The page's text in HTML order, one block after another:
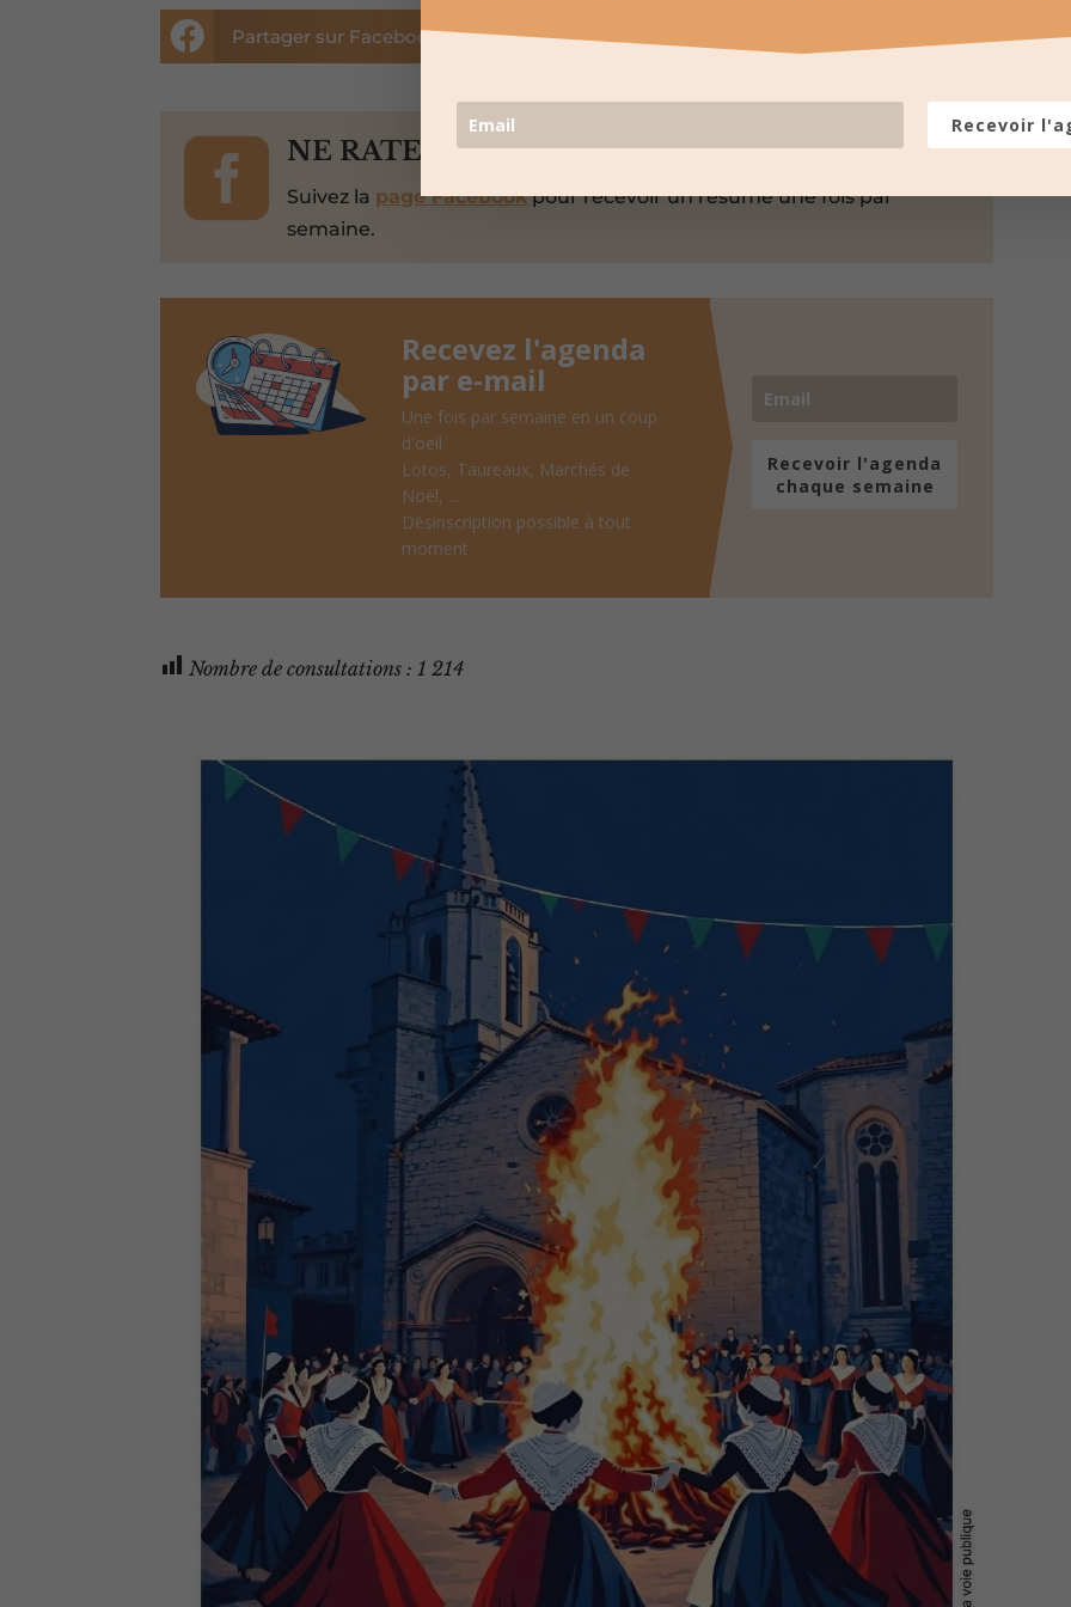
 Partager sur Facebook  Envoyer par E-mail
 NE RATEZ PAS LES PROCHAINES DATES
Suivez la page Facebookpour recevoir un résumé une fois par
semaine.
Recevez l'agenda
par e-mail
Une fois par semaine en un coup
d'oeil
Lotos, Taureaux, Marchés de
Noël, ...
Désinscription possible à tout
moment
Recevoir l'agenda
chaque semaine
Nombre de consultations : 1 214
Recevoir